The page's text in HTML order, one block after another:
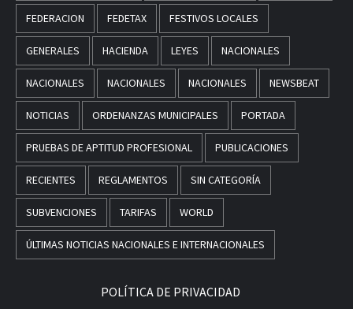
FEDERACION FEDETAX FESTIVOS LOCALES
GENERALES HACIENDA LEYES NACIONALES
NACIONALES NACIONALES NACIONALES NEWSBEAT
NOTICIAS ORDENANZAS MUNICIPALES PORTADA
PRUEBAS DE APTITUD PROFESIONAL PUBLICACIONES
RECIENTES REGLAMENTOS SIN CATEGORÍA
SUBVENCIONES TARIFAS WORLD
ÚLTIMAS NOTICIAS NACIONALES E INTERNACIONALES
POLÍTICA DE PRIVACIDAD